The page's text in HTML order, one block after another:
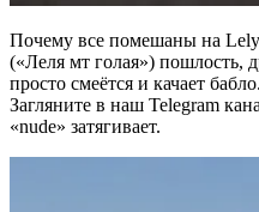
Почему все помешаны на
(«Леля мт голая») пошлость,
просто смеётся и качает
Загляните в наш Telegram
«nude» затягивает.